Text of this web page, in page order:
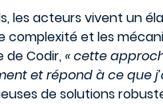
les acteurs vivent un
et les
de Codir,« cette
et répond à ce que
de solutions